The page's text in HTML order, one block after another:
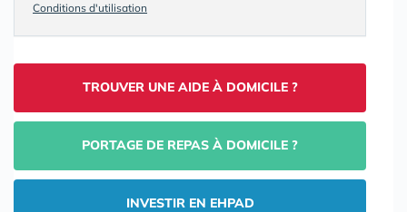
Conditions d'utilisation
TROUVER UNE AIDE À DOMICILE ?
PORTAGE DE REPAS À DOMICILE ?
INVESTIR EN EHPAD